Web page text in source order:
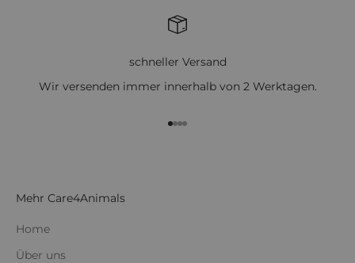
schneller Versand
Wir versenden immer innerhalb von 2 Werktagen.
Gehe zu Element 1
Gehe zu Element 2
Gehe zu Element 3
Gehe zu Element 4
Mehr Care4Animals
Home
Über uns